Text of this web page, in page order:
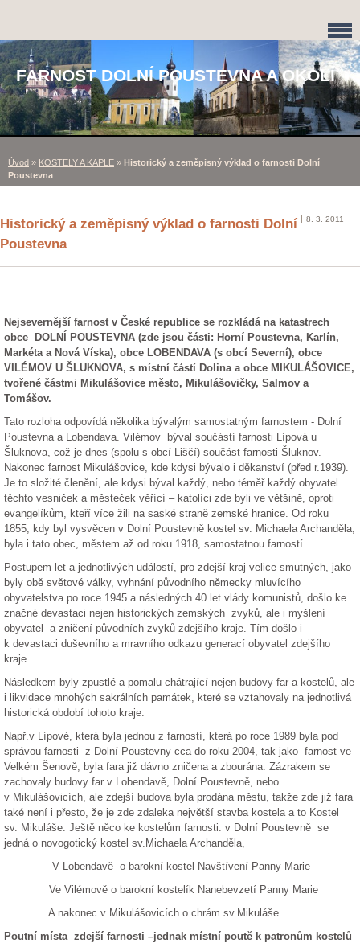
FARNOST DOLNÍ POUSTEVNA A OKOLÍ
Úvod » KOSTELY A KAPLE » Historický a zeměpisný výklad o farnosti Dolní
Poustevna
Historický a zeměpisný výklad o farnosti Dolní
Poustevna
8. 3. 2011
Nejsevernější farnost v České republice se rozkládá na katastrech
obce
DOLNÍ POUSTEVNA (zde jsou části: Horní Poustevna, Karlín,
Markéta a Nová Víska), obce LOBENDAVA (s obcí Severní), obce
VILÉMOV U ŠLUKNOVA, s místní částí Dolina a obce MIKULÁŠOVICE,
tvořené částmi Mikulášovice město, Mikulášovičky, Salmov a
Tomášov.
Tato rozloha odpovídá několika bývalým samostatným farnostem - Dolní
Poustevna a Lobendava. Vilémov
býval součástí farnosti Lípová u
Šluknova, což je dnes (spolu s obcí Liščí) součást farnosti Šluknov.
Nakonec farnost Mikulášovice, kde kdysi bývalo i děkanství (před r.1939).
Je to složité členění, ale kdysi býval každý, nebo téměř každý obyvatel
těchto vesniček a městeček věřící – katolíci zde byli ve většině, oproti
evangelíkům, kteří více žili na saské straně zemské hranice. Od roku
1855, kdy byl vysvěcen v Dolní Poustevně kostel sv. Michaela Archanděla,
byla i tato obec, městem až od roku 1918, samostatnou farností.
Postupem let a jednotlivých událostí, pro zdejší kraj velice smutných, jako
byly obě světové války, vyhnání původního německy mluvícího
obyvatelstva po roce 1945 a následných 40 let vlády komunistů, došlo ke
značné devastaci nejen historických zemských zvyků, ale i myšlení
obyvatel
a zničení původních zvyků zdejšího kraje. Tím došlo i
k devastaci duševního a mravního odkazu generací obyvatel zdejšího
kraje.
Následkem byly zpustlé a pomalu chátrající nejen budovy far a kostelů, ale
i likvidace mnohých sakrálních památek, které se vztahovaly na jednotlivá
historická období tohoto kraje.
Např.v Lípové, která byla jednou z farností, která po roce 1989 byla pod
správou farnosti z Dolní Poustevny cca do roku 2004, tak jako farnost ve
Velkém Šenově, byla fara již dávno zničena a zbourána. Zázrakem se
zachovaly budovy far v Lobendavě, Dolní Poustevně, nebo
v Mikulášovicích, ale zdejší budova byla prodána městu, takže zde již fara
také není i přesto, že je zde zdaleka největší stavba kostela a to Kostel
sv. Mikuláše. Ještě něco ke kostelům farnosti: v Dolní Poustevně se
jedná o novogotický kostel sv.Michaela Archanděla,
V Lobendavě o barokní kostel Navštívení Panny Marie
Ve Vilémově o barokní kostelík Nanebevzetí Panny Marie
A nakonec v Mikulášovicích o chrám sv.Mikuláše.
Poutní místa zdejší farnosti –jednak místní poutě k patronům kostelů